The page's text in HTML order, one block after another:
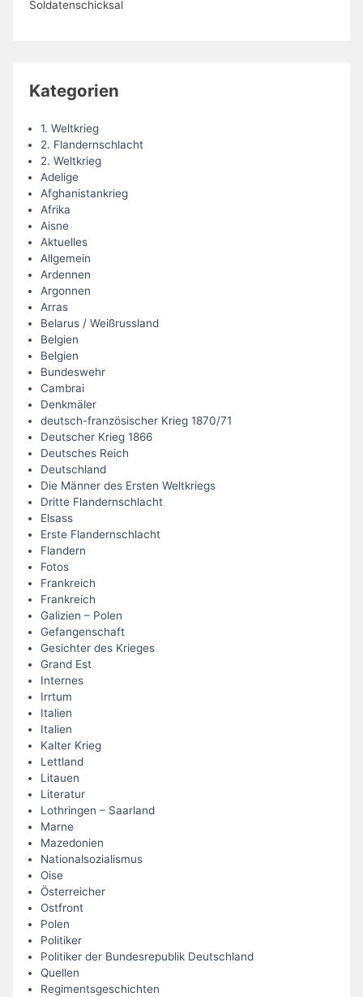
Soldatenschicksal
Kategorien
1. Weltkrieg
2. Flandernschlacht
2. Weltkrieg
Adelige
Afghanistankrieg
Afrika
Aisne
Aktuelles
Allgemein
Ardennen
Argonnen
Arras
Belarus / Weißrussland
Belgien
Belgien
Bundeswehr
Cambrai
Denkmäler
deutsch-französischer Krieg 1870/71
Deutscher Krieg 1866
Deutsches Reich
Deutschland
Die Männer des Ersten Weltkriegs
Dritte Flandernschlacht
Elsass
Erste Flandernschlacht
Flandern
Fotos
Frankreich
Frankreich
Galizien – Polen
Gefangenschaft
Gesichter des Krieges
Grand Est
Internes
Irrtum
Italien
Italien
Kalter Krieg
Lettland
Litauen
Literatur
Lothringen – Saarland
Marne
Mazedonien
Nationalsozialismus
Oise
Österreicher
Ostfront
Polen
Politiker
Politiker der Bundesrepublik Deutschland
Quellen
Regimentsgeschichten